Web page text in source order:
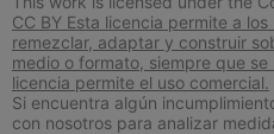
CC BY Esta licencia permite a
remezclar, adaptar y construir
medio o formato, siempre que
licencia permite el uso comercial.
Si encuentra algún
con nosotros para analizar